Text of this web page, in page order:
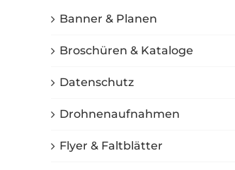
Fahrzeugfolierung
Banner & Planen
Broschüren & Kataloge
Datenschutz
Drohnenaufnahmen
Flyer & Faltblätter